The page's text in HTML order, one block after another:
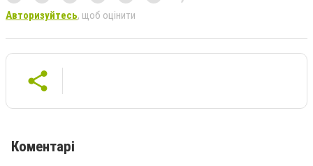
Авторизуйтесь, щоб оцінити
Коментарі